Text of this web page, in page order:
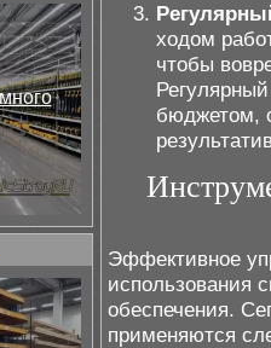
ходом
чтобы
бюджетом,
Эффективное
использования
обеспечения.
применяются